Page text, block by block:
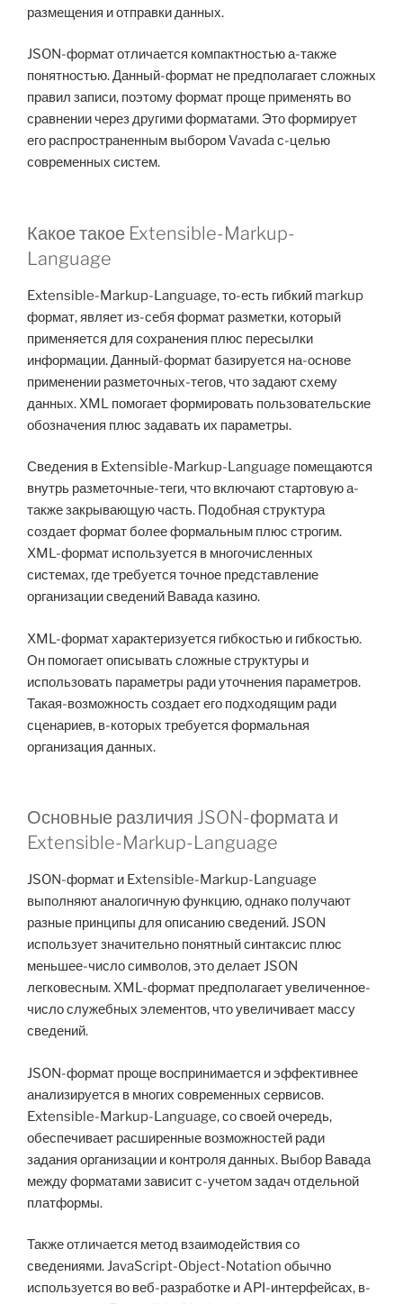
размещения и отправки данных.
JSON-формат отличается компактностью а-также
понятностью. Данный-формат не предполагает сложных
правил записи, поэтому формат проще применять во
сравнении через другими форматами. Это формирует
его распространенным выбором Vavada с-целью
современных систем.
Какое такое Extensible-Markup-
Language
Extensible-Markup-Language, то-есть гибкий markup
формат, являет из-себя формат разметки, который
применяется для сохранения плюс пересылки
информации. Данный-формат базируется на-основе
применении разметочных-тегов, что задают схему
данных. XML помогает формировать пользовательские
обозначения плюс задавать их параметры.
Сведения в Extensible-Markup-Language помещаются
внутрь разметочные-теги, что включают стартовую а-
также закрывающую часть. Подобная структура
создает формат более формальным плюс строгим.
XML-формат используется в многочисленных
системах, где требуется точное представление
организации сведений Вавада казино.
XML-формат характеризуется гибкостью и гибкостью.
Он помогает описывать сложные структуры и
использовать параметры ради уточнения параметров.
Такая-возможность создает его подходящим ради
сценариев, в-которых требуется формальная
организация данных.
Основные различия JSON-формата и
Extensible-Markup-Language
JSON-формат и Extensible-Markup-Language
выполняют аналогичную функцию, однако получают
разные принципы для описанию сведений. JSON
использует значительно понятный синтаксис плюс
меньшее-число символов, это делает JSON
легковесным. XML-формат предполагает увеличенное-
число служебных элементов, что увеличивает массу
сведений.
JSON-формат проще воспринимается и эффективнее
анализируется в многих современных сервисов.
Extensible-Markup-Language, со своей очередь,
обеспечивает расширенные возможностей ради
задания организации и контроля данных. Выбор Вавада
между форматами зависит с-учетом задач отдельной
платформы.
Также отличается метод взаимодействия со
сведениями. JavaScript-Object-Notation обычно
используется во веб-разработке и API-интерфейсах, в-